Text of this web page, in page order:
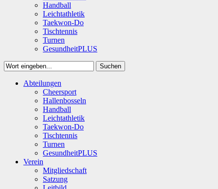
Handball
Leichtathletik
Taekwon-Do
Tischtennis
Turnen
GesundheitPLUS
Suchen
SuchenAbteilungen
Cheersport
Hallenbosseln
Handball
Leichtathletik
Taekwon-Do
Tischtennis
Turnen
GesundheitPLUS
Verein
Mitgliedschaft
Satzung